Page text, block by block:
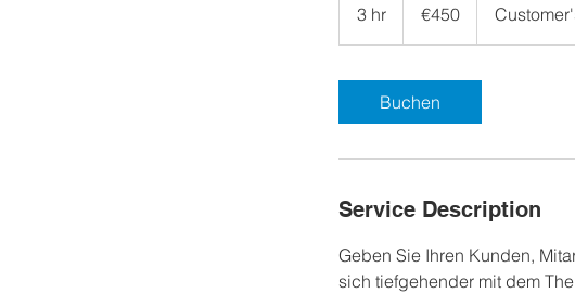
3 hr
h
€450
Buchen
Service Description
Geben Sie Ihren Kunden,
sich tiefgehender mit dem